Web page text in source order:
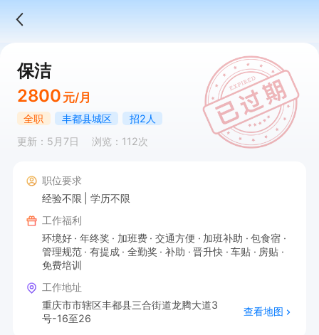
保洁
2800 元/月
全职 丰都县城区
招2人
更新：5月7日
浏览：112次
职位要求
经验不限
学历不限
工作福利
环境好
年终奖 加班费 交通方便 加班补助
包食宿
管理规范
有提成 全勤奖 补助 晋升快 车贴
房贴
免费培训
工作地址
重庆市市辖区丰都县三合街道龙腾大道3
号-16至26
查看地图